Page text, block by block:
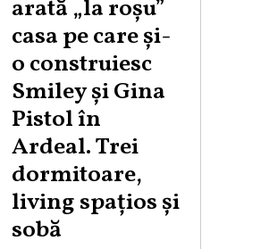
arată „la roşu”
casa pe care şi-
o construiesc
Smiley şi Gina
Pistol în
Ardeal. Trei
dormitoare,
living spațios și
sobă